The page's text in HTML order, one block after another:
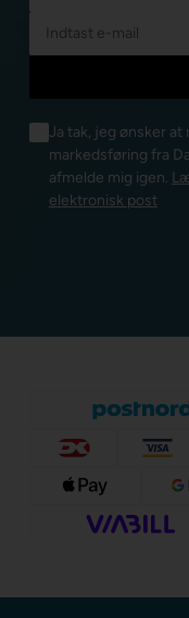
Ja tak, jeg ønsker
markedsføring fra
afmelde mig igen.
elektronisk post